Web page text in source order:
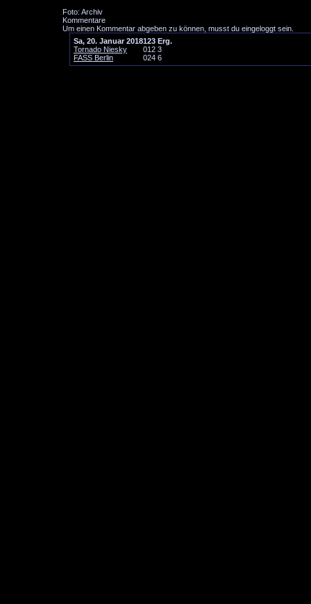
Foto: Archiv
Kommentare
Um einen Kommentar abgeben zu können, musst du eingeloggt sein.
Sa, 20. Januar 2018123 Erg.
Tornado Niesky
012 3
FASS Berlin
024 6